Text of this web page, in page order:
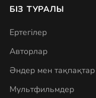
БІЗ ТУРАЛЫ
Ертегілер
Авторлар
Әндер мен тақпақтар
Мультфильмдер